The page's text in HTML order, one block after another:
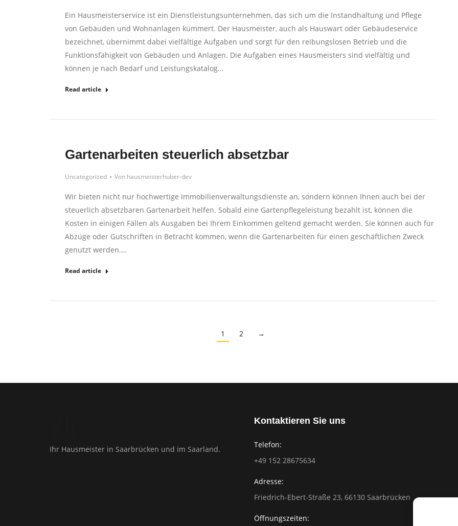
Ein Hausmeisterservice ist ein Dienstleistungsunternehmen, das sich um die Instandhaltung und Pflege
von Gebäuden und Wohnanlagen kümmert. Der Hausmeister, auch als Hauswart oder Gebäudeservice
bezeichnet, übernimmt dabei vielfältige Aufgaben und sorgt für den reibungslosen Betrieb und die
Funktionsfähigkeit von Gebäuden und Anlagen. Die Aufgaben eines Hausmeisters sind vielfältig und
können je nach Bedarf und Leistungskatalog…
Read article
Gartenarbeiten steuerlich absetzbar
Uncategorized Von hausmeisterhuber-dev
Wir bieten nicht nur hochwertige Immobilienverwaltungsdienste an, sondern können Ihnen auch bei der
steuerlich absetzbaren Gartenarbeit helfen. Sobald eine Gartenpflegeleistung bezahlt ist, können die
Kosten in einigen Fällen als Ausgaben bei Ihrem Einkommen geltend gemacht werden. Sie können auch für
Abzüge oder Gutschriften in Betracht kommen, wenn die Gartenarbeiten für einen geschäftlichen Zweck
genutzt werden.…
Read article
1 2 →
Ihr Hausmeister in Saarbrücken und im Saarland.
Kontaktieren Sie uns
Telefon:
‭+49 152 28675634
Adresse:
Friedrich-Ebert-Straße 23, 66130 Saarbrücken
Öffnungszeiten: